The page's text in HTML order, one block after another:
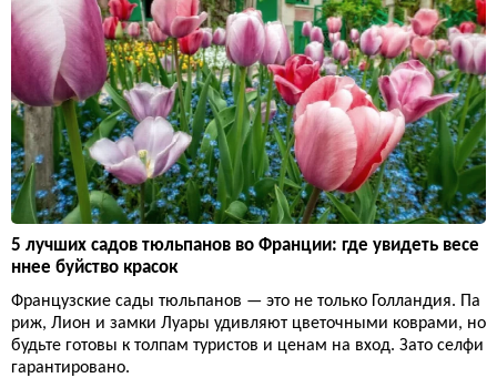
5 лучших садов тюльпанов во Франции: где увидеть весе
ннее буйство красок
Французские сады тюльпанов — это не только Голландия. Па
риж, Лион и замки Луары удивляют цветочными коврами, но
будьте готовы к толпам туристов и ценам на вход. Зато селфи
гарантировано.